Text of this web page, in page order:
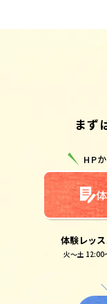
まず
HP
体験レッ
火～土 12:00